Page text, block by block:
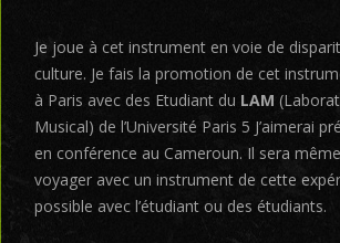
Je joue à cet instrument en voie de
culture. Je fais la promotion de cet
à Paris avec des Etudiant du LAM
Musical) de l’Université Paris 5 J’aimerai
en conférence au Cameroun. Il sera
voyager avec un instrument de cette
possible avec l’étudiant ou des étudiants.